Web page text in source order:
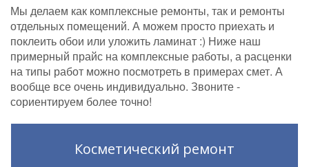
Мы делаем как комплексные ремонты, так и ремонты
отдельных помещений. А можем просто приехать и
поклеить обои или уложить ламинат :) Ниже наш
примерный прайс на комплексные работы, а расценки
на типы работ можно посмотреть в примерах смет. А
вообще все очень индивидуально. Звоните -
сориентируем более точно!
Косметический ремонт